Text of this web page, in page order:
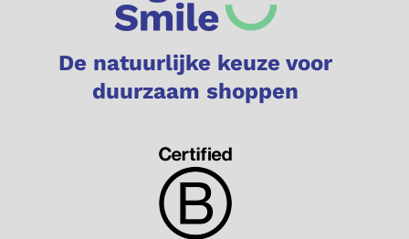
De natuurlijke keuze voor
duurzaam shoppen